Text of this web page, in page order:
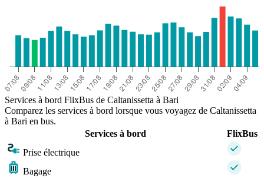
Services à bord FlixBus de Caltanissetta à Bari
Comparez les services à bord lorsque vous voyagez de Caltanissetta
à Bari en bus.
Services à bord
FlixBus
Prise électrique
Bagage